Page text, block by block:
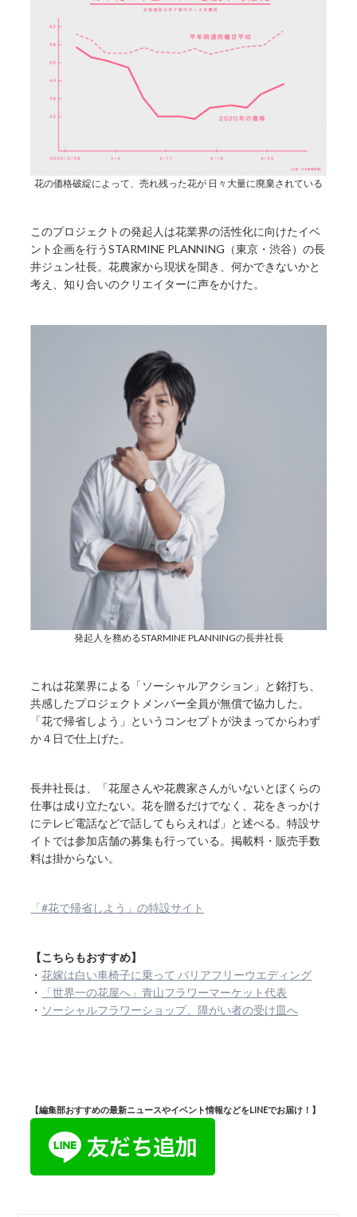
花の価格破綻によって、売れ残った花が 日々大量に廃棄されている
このプロジェクトの発起人は花業界の活性化に向けたイベ
ント企画を行うSTARMINE PLANNING（東京・渋谷）の長
井ジュン社長。花農家から現状を聞き、何かできないかと
考え、知り合いのクリエイターに声をかけた。
発起人を務めるSTARMINE PLANNINGの長井社長
これは花業界による「ソーシャルアクション」と銘打ち、
共感したプロジェクトメンバー全員が無償で協力した。
「花で帰省しよう」というコンセプトが決まってからわず
か４日で仕上げた。
長井社長は、「花屋さんや花農家さんがいないとぼくらの
仕事は成り立たない。花を贈るだけでなく、花をきっかけ
にテレビ電話などで話してもらえれば」と述べる。特設サ
イトでは参加店舗の募集も行っている。掲載料・販売手数
料は掛からない。
「#花で帰省しよう」の特設サイト
【こちらもおすすめ】
・花嫁は白い車椅子に乗って バリアフリーウエディング
・
「世界一の花屋へ」青山フラワーマーケット代表
・ ソーシャルフラワーショップ、障がい者の受け皿へ
【編集部おすすめの最新ニュースやイベント情報などをLINEでお届け！】